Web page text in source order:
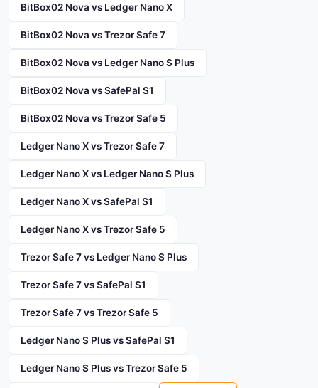
BitBox02 Nova vs Ledger Nano X
BitBox02 Nova vs Trezor Safe 7
BitBox02 Nova vs Ledger Nano S Plus
BitBox02 Nova vs SafePal S1
BitBox02 Nova vs Trezor Safe 5
Ledger Nano X vs Trezor Safe 7
Ledger Nano X vs Ledger Nano S Plus
Ledger Nano X vs SafePal S1
Ledger Nano X vs Trezor Safe 5
Trezor Safe 7 vs Ledger Nano S Plus
Trezor Safe 7 vs SafePal S1
Trezor Safe 7 vs Trezor Safe 5
Ledger Nano S Plus vs SafePal S1
Ledger Nano S Plus vs Trezor Safe 5